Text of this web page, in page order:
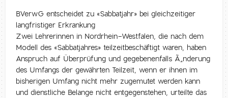
BVerwG entscheidet zu «Sabbatjahr» bei gleichzeitiger
langfristiger Erkrankung
Zwei Lehrerinnen in Nordrhein-Westfalen, die nach dem
Modell des «Sabbatjahres» teilzeitbeschäftigt waren, haben
Anspruch auf Überprüfung und gegebenenfalls Ã„nderung
des Umfangs der gewährten Teilzeit, wenn er ihnen im
bisherigen Umfang nicht mehr zugemutet werden kann
und dienstliche Belange nicht entgegenstehen, urteilte das